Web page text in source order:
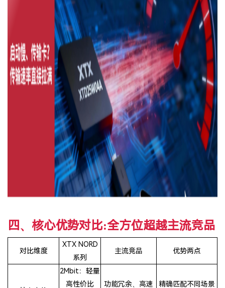
四、 核心优势对比:全方位超越主流竞品
对比维度
XTX NORD
系列
主流竞品 优势两点
2Mbit：轻量
高性价比 功能冗余、高速 精确匹配不同场景